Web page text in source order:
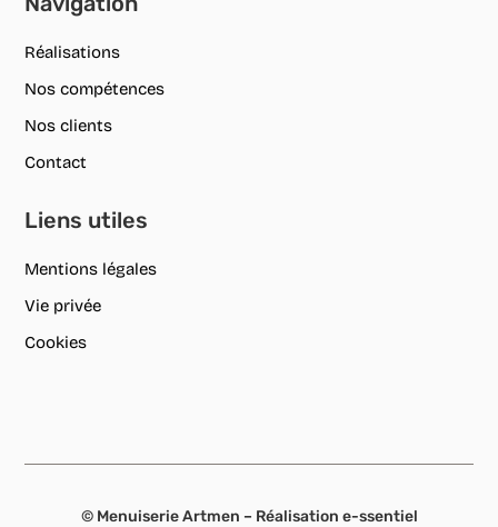
Réalisations
Nos compétences
Nos clients
Contact
Liens utiles
Mentions légales
Vie privée
Cookies
© Menuiserie Artmen – Réalisation e-ssentiel